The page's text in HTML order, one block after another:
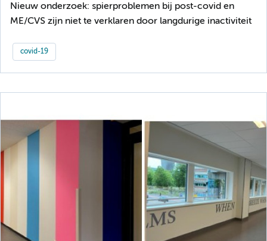
Nieuw onderzoek: spierproblemen bij post-covid en
ME/CVS zijn niet te verklaren door langdurige inactiviteit
covid-19